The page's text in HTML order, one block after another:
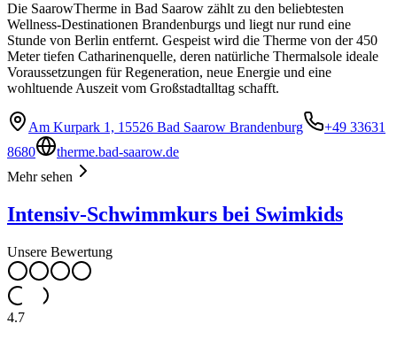
Die SaarowTherme in Bad Saarow zählt zu den beliebtesten
Wellness-Destinationen Brandenburgs und liegt nur rund eine
Stunde von Berlin entfernt. Gespeist wird die Therme von der 450
Meter tiefen Catharinenquelle, deren natürliche Thermalsole ideale
Voraussetzungen für Regeneration, neue Energie und eine
wohltuende Auszeit vom Großstadtalltag schafft.
Am Kurpark 1, 15526 Bad Saarow Brandenburg
+49 33631
8680
therme.bad-saarow.de
Mehr sehen
Intensiv-Schwimmkurs bei Swimkids
Unsere Bewertung
4.7